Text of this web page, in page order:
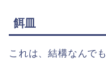
餌皿
これは、結構なんで